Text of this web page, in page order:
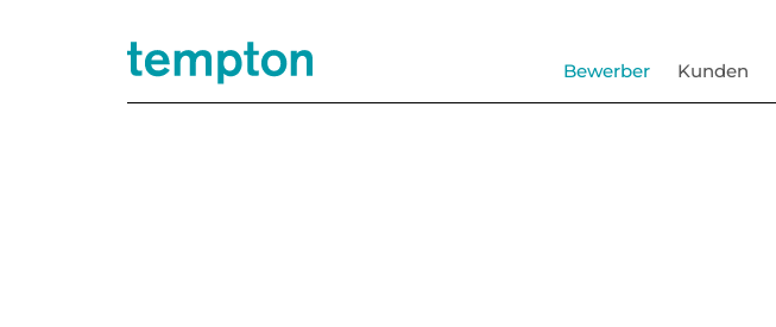
Bewerber Kunden